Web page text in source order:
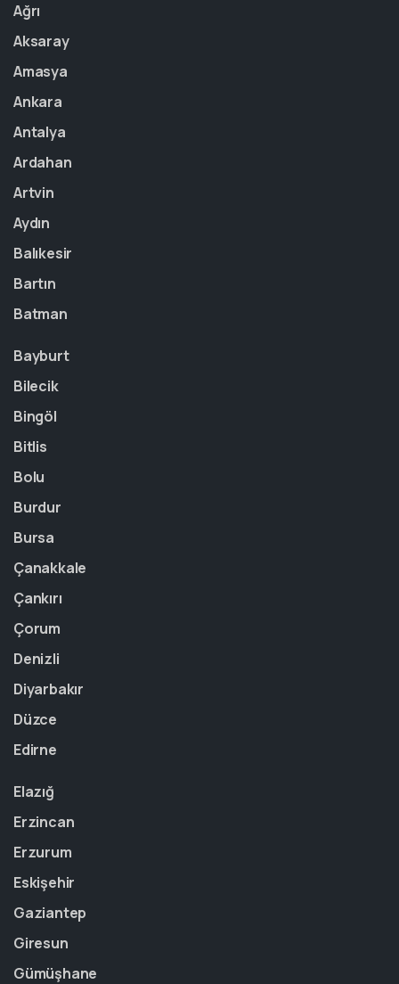
Ağrı
Aksaray
Amasya
Ankara
Antalya
Ardahan
Artvin
Aydın
Balıkesir
Bartın
Batman
Bayburt
Bilecik
Bingöl
Bitlis
Bolu
Burdur
Bursa
Çanakkale
Çankırı
Çorum
Denizli
Diyarbakır
Düzce
Edirne
Elazığ
Erzincan
Erzurum
Eskişehir
Gaziantep
Giresun
Gümüşhane